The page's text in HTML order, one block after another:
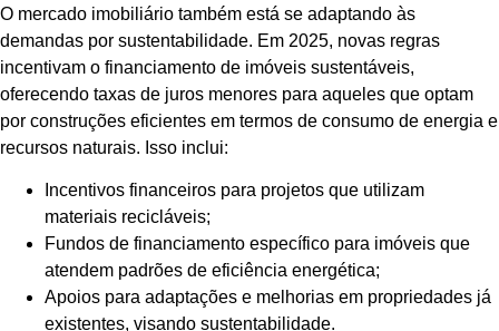
O mercado imobiliário também está se adaptando às
demandas por sustentabilidade. Em 2025, novas regras
incentivam o financiamento de imóveis sustentáveis,
oferecendo taxas de juros menores para aqueles que optam
por construções eficientes em termos de consumo de energia e
recursos naturais. Isso inclui:
Incentivos financeiros para projetos que utilizam
materiais recicláveis;
Fundos de financiamento específico para imóveis que
atendem padrões de eficiência energética;
Apoios para adaptações e melhorias em propriedades já
existentes, visando sustentabilidade.